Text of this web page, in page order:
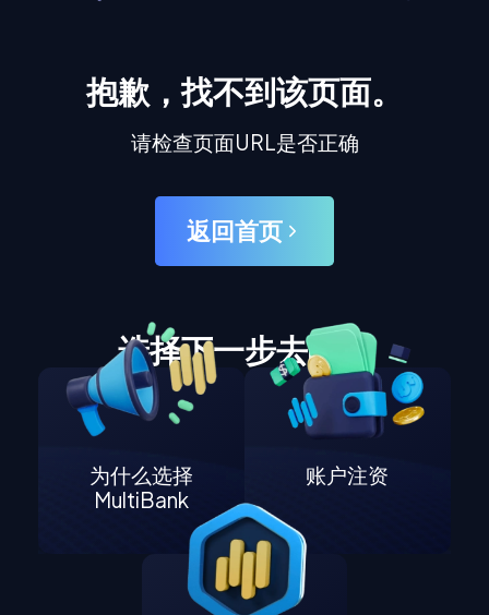
抱歉，找不到该页面。
请检查页面URL是否正确
返回首页
选择下一步去哪里
为什么选择
MultiBank
账户注资